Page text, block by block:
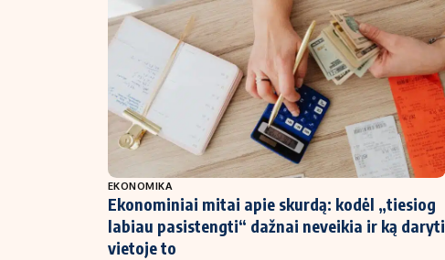
Aplinka
Energetika
Ekonomika
Politika
NT ir statybos
Įmonės
Žemės ūkis
Technologijos
Laisvalaikis
EKONOMIKA
Ekonominiai mitai apie skurdą: kodėl „tiesiog
labiau pasistengti“ dažnai neveikia ir ką daryti
vietoje to